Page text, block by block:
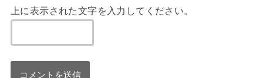
上に表示された文字を入力してください。